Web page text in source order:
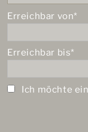
Erreichbar von*
Erreichbar bis*
Ich möchte